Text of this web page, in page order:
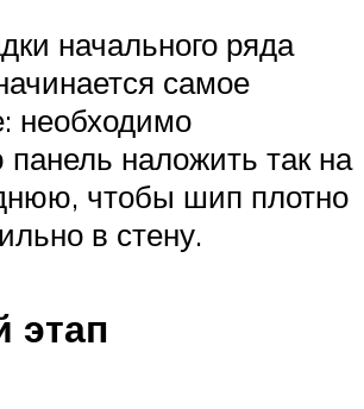
начального ряда
самое
необходимо
наложить так на
чтобы шип плотно
в стену.
этап